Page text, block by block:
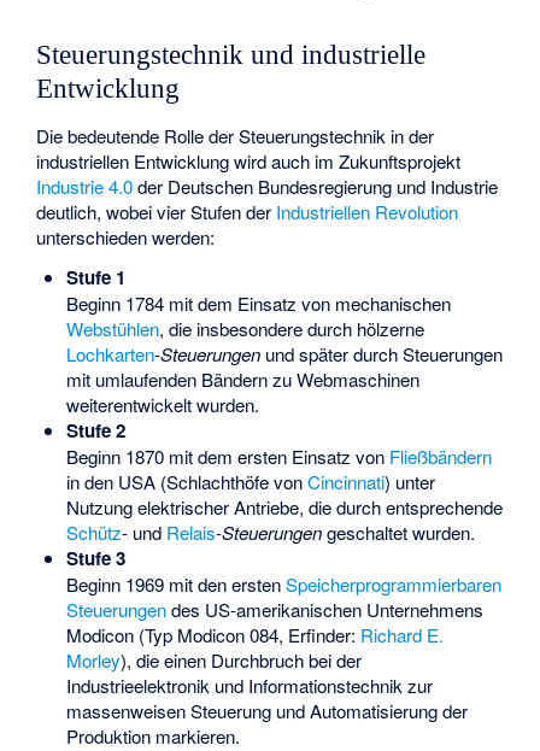
Steuerungstechnik und industrielle
Entwicklung
Die bedeutende Rolle der Steuerungstechnik in der
industriellen Entwicklung wird auch im Zukunftsprojekt
Industrie 4.0der Deutschen Bundesregierung und Industrie
deutlich, wobei vier Stufen der Industriellen Revolution
unterschieden werden:
Stufe 1
Beginn 1784 mit dem Einsatz von mechanischen
Webstühlen, die insbesondere durch hölzerne
Lochkarten-Steuerungenund später durch Steuerungen
mit umlaufenden Bändern zu Webmaschinen
weiterentwickelt wurden.
Stufe 2
Beginn 1870 mit dem ersten Einsatz von Fließbändern
in den USA (Schlachthöfe vonCincinnati) unter
Nutzung elektrischer Antriebe, die durch entsprechende
Schütz- und Relais-Steuerungengeschaltet wurden.
Stufe 3
Beginn 1969 mit den erstenSpeicherprogrammierbaren
Steuerungendes US-amerikanischen Unternehmens
Modicon (Typ Modicon 084, Erfinder: Richard E.
Morley), die einen Durchbruch bei der
Industrieelektronik und Informationstechnik zur
massenweisen Steuerung und Automatisierung der
Produktion markieren.